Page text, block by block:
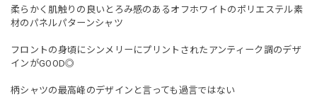
柔らかく肌触りの良いとろみ感のあるオフホワイトのポリエステル素
材のパネルパターンシャツ
フロントの身頃にシンメリーにプリントされたアンティーク調のデザ
インがGOOD◎
柄シャツの最高峰のデザインと言っても過言ではない